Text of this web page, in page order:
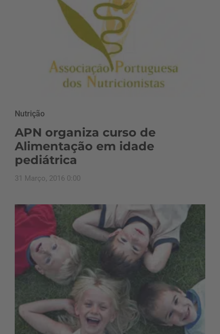
Nutrição
APN organiza curso de
Alimentação em idade
pediátrica
31 Março, 2016 0:00